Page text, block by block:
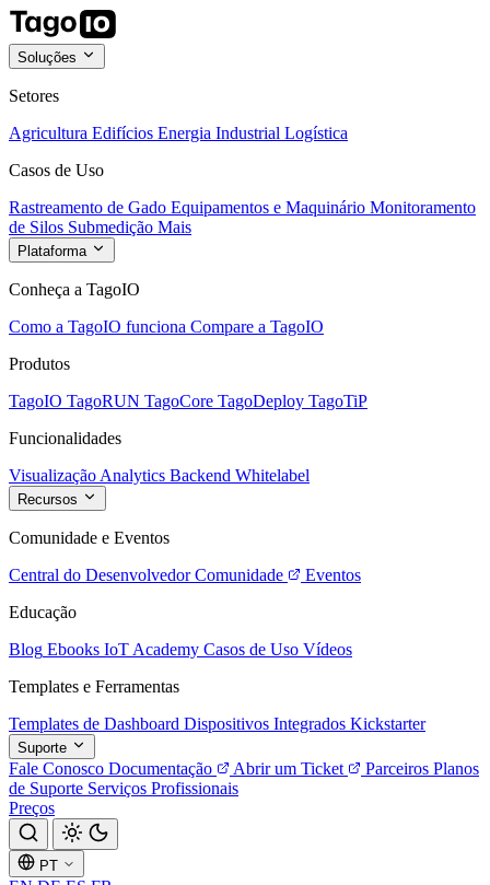
Soluções
Setores
Agricultura Edifícios Energia Industrial Logística
Casos de Uso
Rastreamento de Gado Equipamentos e Maquinário Monitoramento
de Silos Submedição Mais
Plataforma
Conheça a TagoIO
Como a TagoIO funciona Compare a TagoIO
Produtos
TagoIO TagoRUN TagoCore TagoDeploy TagoTiP
Funcionalidades
Visualização Analytics Backend Whitelabel
Recursos
Comunidade e Eventos
Central do Desenvolvedor Comunidade
Eventos
Educação
Blog Ebooks IoT Academy Casos de Uso Vídeos
Templates e Ferramentas
Templates de Dashboard Dispositivos Integrados Kickstarter
Suporte
Fale Conosco Documentação Abrir um Ticket Parceiros Planos
de Suporte Serviços Profissionais
Preços
PT